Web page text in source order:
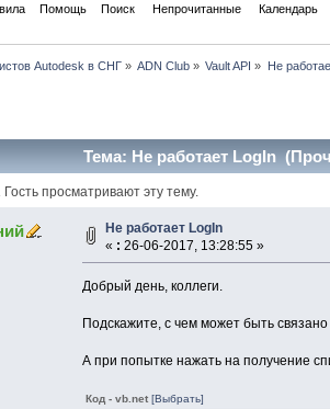
Помощь Поиск Непрочитанные Календарь
Autodesk в СНГ» ADN Club » Vault API » Не
Тема: Не работает LogIn
просматривают эту тему.
Не работает LogIn
« : 26-06-2017, 13:28:55 »
Добрый день, коллеги.
Подскажите, с чем может быть
А при попытке нажать на получение
Код - vb.net[Выбрать]